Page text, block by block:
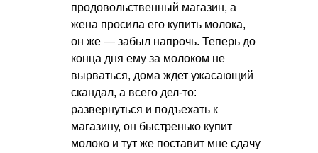
продовольственный магазин, а
жена просила его купить молока,
он же — забыл напрочь. Теперь до
конца дня ему за молоком не
вырваться, дома ждет ужасающий
скандал, а всего дел-то:
развернуться и подъехать к
магазину, он быстренько купит
молоко и тут же поставит мне сдачу